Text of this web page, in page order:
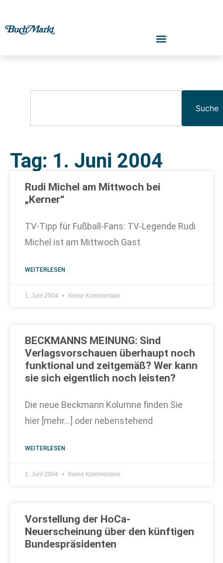
Suche
Tag: 1. Juni 2004
Rudi Michel am Mittwoch bei
„Kerner“
TV-Tipp für Fußball-Fans: TV-Legende Rudi
Michel ist am Mittwoch Gast
WEITERLESEN
1. Juni 2004 Keine Kommentare
BECKMANNS MEINUNG: Sind
Verlagsvorschauen überhaupt noch
funktional und zeitgemäß? Wer kann
sie sich eigentlich noch leisten?
Die neue Beckmann Kolumne finden Sie
hier [mehr…] oder nebenstehend
WEITERLESEN
1. Juni 2004 Keine Kommentare
Vorstellung der HoCa-
Neuerscheinung über den künftigen
Bundespräsidenten